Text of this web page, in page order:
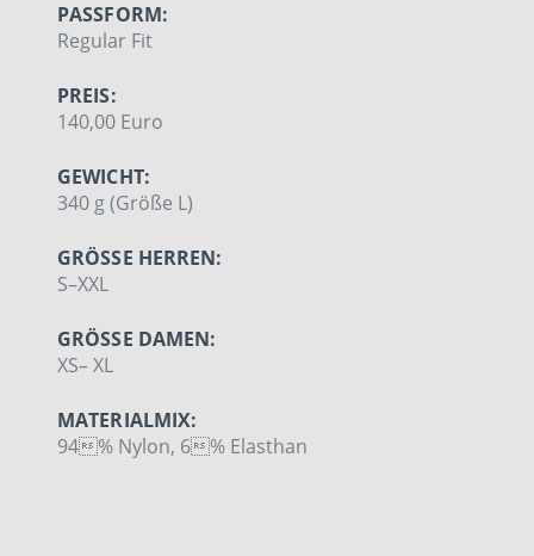
PASSFORM:
Regular Fit
PREIS:
140,00 Euro
GEWICHT:
340 g (Größe L)
GRÖSSE HERREN:
S–XXL
GRÖSSE DAMEN:
XS– XL
MATERIALMIX:
94% Nylon, 6% Elasthan